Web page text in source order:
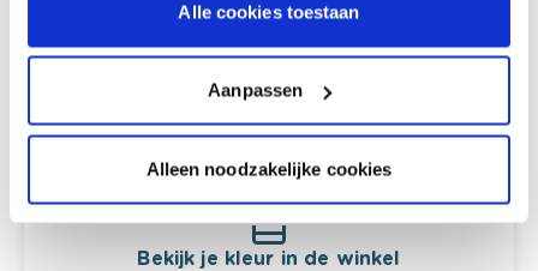
Alle cookies toestaan
Aanpassen
Alleen noodzakelijke cookies
Krijg kleuradvies op basis van de lichtinval
en je meubels.
Krijg ineens een technologische check-up
van je muren.
Bekijk je kleur in de winkel